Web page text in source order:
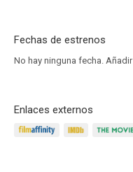
Fechas de estrenos
No hay ninguna fecha. Añadir
Enlaces externos